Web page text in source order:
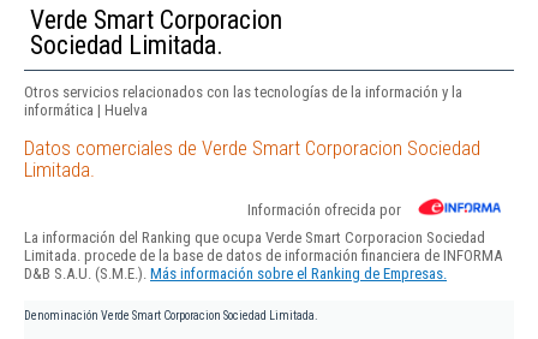
Verde Smart Corporacion
Sociedad Limitada.
Otros servicios relacionados con las tecnologías de la información y la
informática | Huelva
Datos comerciales de Verde Smart Corporacion Sociedad
Limitada.
Información ofrecida por
La información del Ranking que ocupa Verde Smart Corporacion Sociedad
Limitada. procede de la base de datos de información financiera de INFORMA
D&B S.A.U. (S.M.E.). Más información sobre el Ranking de Empresas.
Denominación Verde Smart Corporacion Sociedad Limitada.